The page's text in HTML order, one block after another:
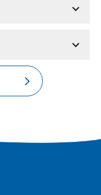
expand_more
expand_more